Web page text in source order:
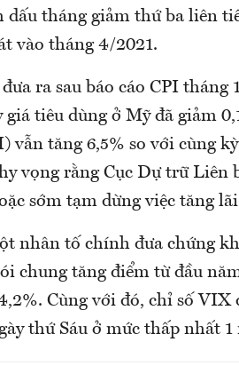
dấu tháng giảm thứ ba liên
vào tháng 4/2021.
ra sau báo cáo CPI
giá tiêu dùng ở Mỹ đã giảm
vẫn tăng 6,5% so với cùng
vọng rằng Cục Dự trữ Liên
sớm tạm dừng việc tăng
nhân tố chính đưa chứng
chung tăng điểm từ đầu
Cùng với đó, chỉ số
thứ Sáu ở mức thấp nhất 1